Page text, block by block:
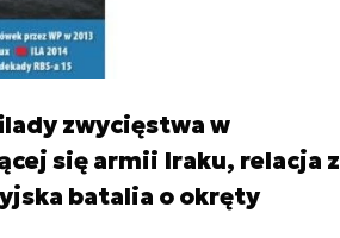
zwycięstwa w
się armii Iraku, relacja z
batalia o okręty